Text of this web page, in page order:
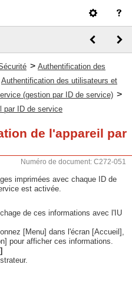
> Authentification des
Authentification des utilisateurs et
(gestion par ID de service) >
par ID de service
de l'appareil par
Numéro de document: C272-051
imprimées avec chaque ID de
est activée.
de ces informations avec l'IU
[Menu] dans l'écran [Accueil],
pour afficher ces informations.